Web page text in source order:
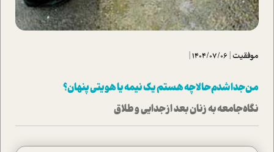
موفقیت|
1404/07/06
|
من جدا شدم حالا چه هستم یک نیمه یا هویتی پنهان؟
نگاه جامعه به زنان بعد از جدایی و طلاق